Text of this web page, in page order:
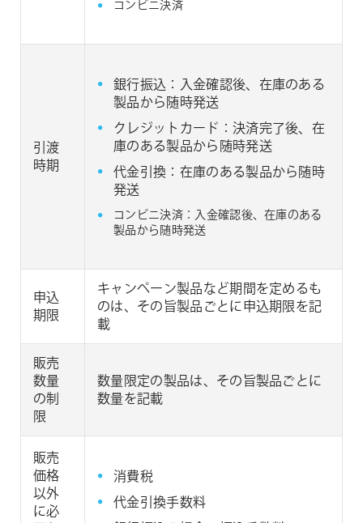
コンビニ決済
引渡
時期
銀行振込：入金確認後、在庫のある
製品から随時発送
クレジットカード：決済完了後、在
庫のある製品から随時発送
代金引換：在庫のある製品から随時
発送
コンビニ決済：入金確認後、在庫のある
製品から随時発送
申込
期限
キャンペーン製品など期間を定めるも
のは、その旨製品ごとに申込期限を記
載
販売
数量
の制
限
数量限定の製品は、その旨製品ごとに
数量を記載
販売
価格
以外
に必
消費税
代金引換手数料